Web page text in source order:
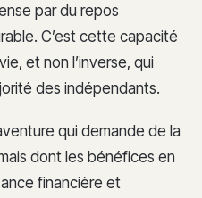
par du repos
C’est cette capacité
et non l’inverse, qui
des indépendants.
qui demande de la
dont les bénéfices en
financière et